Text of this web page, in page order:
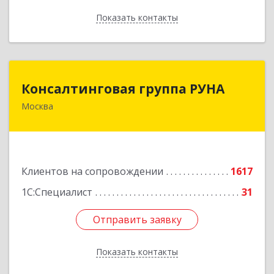
Показать контакты
Назад
Консалтинговая группа РУНА
Москва
Клиентов на сопровождении
1617
1С:Специалист
31
Отправить заявку
Показать контакты
117218, Москва г, Кржижановского ул, дом №
Отправить заявку
Назад